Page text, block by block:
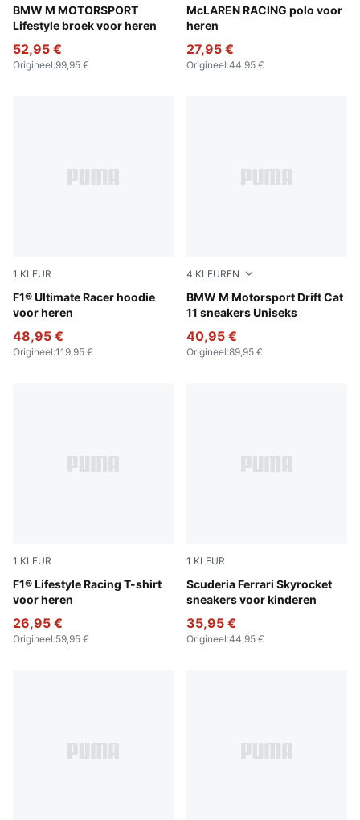
BMW M MOTORSPORT
Lifestyle broek voor heren
Puma Black
52,95 €
Origineel:99,95 €
McLAREN RACING polo voor
heren
White Glow Heather
27,95 €
Origineel:44,95 €
1 KLEUR
F1® Ultimate Racer hoodie
voor heren
Puma Black
48,95 €
Origineel:119,95 €
4 KLEUREN
BMW M Motorsport Drift Cat
11 sneakers Uniseks
PUMA White-PUMA Black
40,95 €
Origineel:89,95 €
1 KLEUR
F1® Lifestyle Racing T-shirt
voor heren
Puma Black
26,95 €
Origineel:59,95 €
1 KLEUR
Scuderia Ferrari Skyrocket
sneakers voor kinderen
Rosso Corsa-PUMA White
35,95 €
Origineel:44,95 €